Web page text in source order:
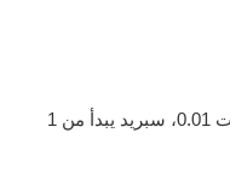
: عقود صغيرة وحجم لوت 0.01، سبريد يبدأ من 1